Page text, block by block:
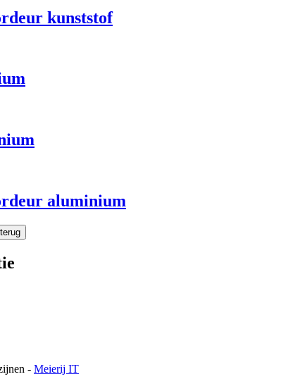
kunststof
aluminium
- Meierij IT